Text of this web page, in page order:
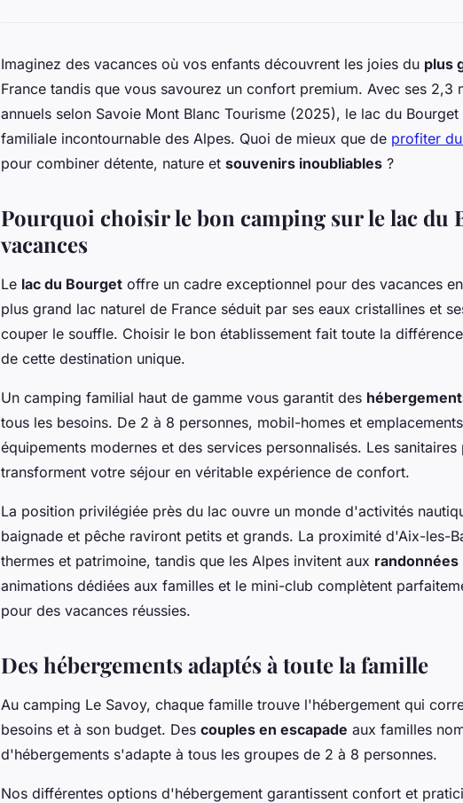
Imaginez des vacances où vos enfants découvrent les joies du plus
France tandis que vous savourez un confort premium. Avec ses 2,3
annuels selon Savoie Mont Blanc Tourisme (2025), le lac du
familiale incontournable des Alpes. Quoi de mieux que de profiter
pour combiner détente, nature et souvenirs inoubliables ?
Pourquoi choisir le bon camping sur le lac du
vacances
Le lac du Bourget offre un cadre exceptionnel pour des vacances
plus grand lac naturel de France séduit par ses eaux cristallines et
couper le souffle. Choisir le bon établissement fait toute la
de cette destination unique.
Un camping familial haut de gamme vous garantit des
tous les besoins. De 2 à 8 personnes, mobil-homes et
équipements modernes et des services personnalisés. Les
transforment votre séjour en véritable expérience de confort.
La position privilégiée près du lac ouvre un monde d'activités
baignade et pêche raviront petits et grands. La proximité d'Aix-les-
thermes et patrimoine, tandis que les Alpes invitent aux
animations dédiées aux familles et le mini-club complètent
pour des vacances réussies.
Des hébergements adaptés à toute la famille
Au camping Le Savoy, chaque famille trouve l'hébergement qui
besoins et à son budget. Des couples en escapade aux familles
d'hébergements s'adapte à tous les groupes de 2 à 8 personnes.
Nos différentes options d'hébergement garantissent confort et